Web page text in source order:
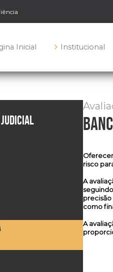
Inicial Institucional
risco
A
como
A